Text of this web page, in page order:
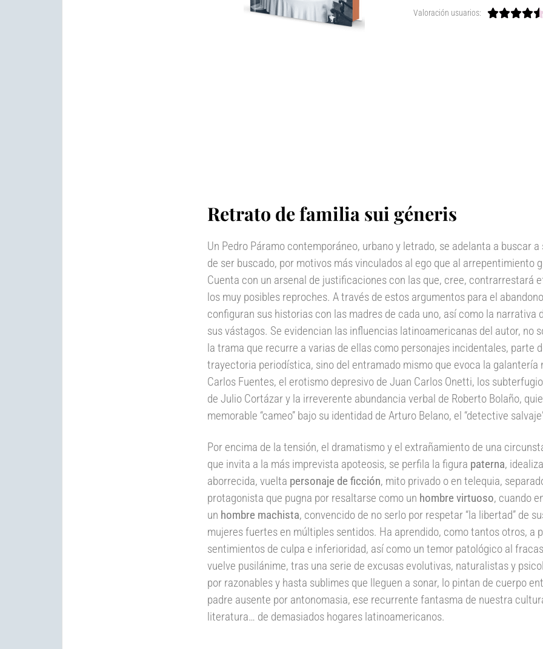
Valoración usuarios: 
Retrato de familia sui géneris
Un Pedro Páramo contemporáneo, urbano y letrado, se adelanta a buscar
de ser buscado, por motivos más vinculados al ego que al arrepentimiento
Cuenta con un arsenal de justificaciones con las que, cree, contrarrestará
los muy posibles reproches. A través de estos argumentos para el
configuran sus historias con las madres de cada uno, así como la narrativa
sus vástagos. Se evidencian las influencias latinoamericanas del autor, no
la trama que recurre a varias de ellas como personajes incidentales, parte
trayectoria periodística, sino del entramado mismo que evoca la galantería
Carlos Fuentes, el erotismo depresivo de Juan Carlos Onetti, los
de Julio Cortázar y la irreverente abundancia verbal de Roberto Bolaño,
memorable “cameo” bajo su identidad de Arturo Belano, el “detective
Por encima de la tensión, el dramatismo y el extrañamiento de una
que invita a la más imprevista apoteosis, se perfila la figura paterna,
aborrecida, vuelta personaje de ficción, mito privado o en telequia,
protagonista que pugna por resaltarse como un hombre virtuoso, cuando
un hombre machista, convencido de no serlo por respetar “la libertad” de
mujeres fuertes en múltiples sentidos. Ha aprendido, como tantos otros, a
sentimientos de culpa e inferioridad, así como un temor patológico al
vuelve pusilánime, tras una serie de excusas evolutivas, naturalistas y
por razonables y hasta sublimes que lleguen a sonar, lo pintan de cuerpo
padre ausente por antonomasia, ese recurrente fantasma de nuestra
literatura… de demasiados hogares latinoamericanos.